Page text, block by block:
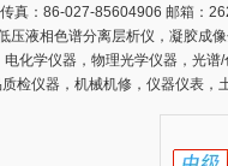
真：86-027-85604906 邮箱：
压液相色谱分离层析仪，凝胶成
化学仪器，物理光学仪器，光
检仪器，机械机修，仪器仪表，